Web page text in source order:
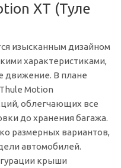
XT (Туле
изысканным дизайном
характеристиками,
движение. В плане
Motion
облегчающих все
до хранения багажа.
размерных вариантов,
автомобилей.
крыши